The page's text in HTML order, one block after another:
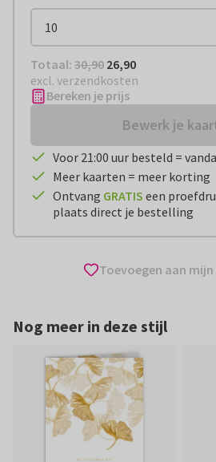
Totaal: € 26,90
Totaal: 30,90 26,90
excl. verzendkosten
Bereken je prijs
Bewerk je
Voor 21:00 uur besteld =
Meer kaarten = meer korting
Ontvang GRATIS een
plaats direct je bestelling
Toevoegen aan
Nog meer in deze stijl